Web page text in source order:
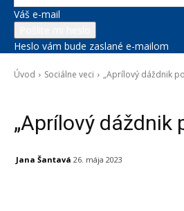
Váš e-mail
Heslo vám bude zaslané e-mailom
Úvod Sociálne veci „Aprílový dáždnik
„Aprílový dáždnik
Jana Šantavá 26. mája 2023